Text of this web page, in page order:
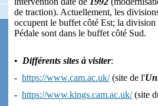
de traction). Actuellement, les
occupent le buffet côté Est; la
Pédale sont dans le buffet côté Sud.
• Différents sites à visiter:
- https://www.cam.ac.uk/(site de l'
- https://www.kings.cam.ac.uk/(site